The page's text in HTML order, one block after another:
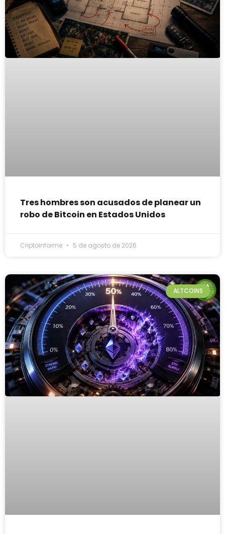
Tres hombres son acusados de planear un
robo de Bitcoin en Estados Unidos
Criptoinforme 5 de agosto de 2026
ALTCOINS